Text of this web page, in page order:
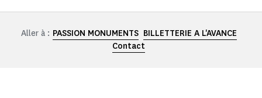
Aller à : PASSION MONUMENTS BILLETTERIE A L'AVANCE
Contact